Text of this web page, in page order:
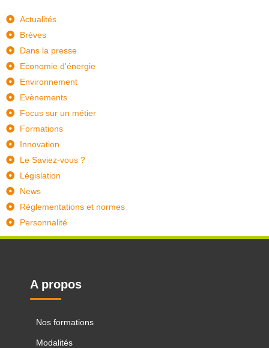
Actualités
Brèves
Dans la presse
Economie d'énergie
Environnement
Evènements
Focus sur un métier
Formations
Innovation
Le Saviez-vous ?
Législation
News
Règlementations et normes
Personnalité
A propos
Nos formations
Modalités